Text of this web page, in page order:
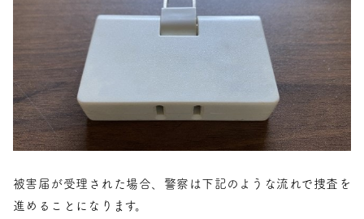
被害届が受理された場合、警察は下記のような流れで捜査を
進めることになります。